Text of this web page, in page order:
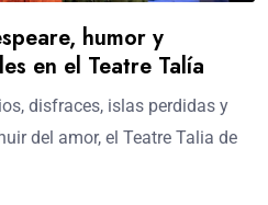
humor y
en el Teatre Talía
disfraces, islas perdidas y
del amor, el Teatre Talia de